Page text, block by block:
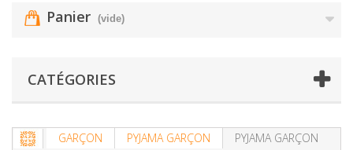
Panier (vide)
CATÉGORIES
GARÇON PYJAMA GARÇON
PYJAMA GARÇON